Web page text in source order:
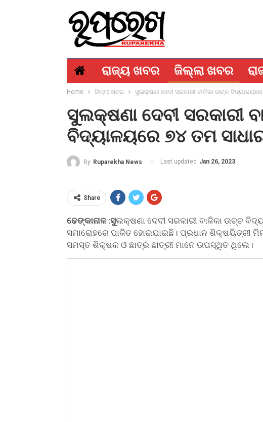
ରାଜ୍ୟ ଖବର ଜିଲ୍ଲା ଖବର
Home ଜିଲ୍ଲା ଖବର ସୁଲକ୍ଷଣା ଦେବୀ ସରକାରୀ ବାଳିକା ଉଚ୍ଚ
ସୁଲକ୍ଷଣା ଦେବୀ ସରକାରୀ
ବିଦ୍ୟାଳୟରେ ୭୪ ତମ
By Ruparekha News Last updated Jan 26, 2023
Share
ଢେଙ୍କାନାଳ :ସୁଲକ୍ଷଣା ଦେବୀ ସରକାରୀ ବାଳିକା ଉଚ୍ଚ
ସମାରୋହରେ ପାଳିତ ହୋଇଯାଇଛି। ପ୍ରଧାନ ଶିକ୍ଷୟିତ୍ରୀ
ସମସ୍ତ ଶିକ୍ଷକ ଓ ଛାତ୍ର ଛାତ୍ରୀ ମାନେ ଉପସ୍ଥିତ ଥିଲେ।